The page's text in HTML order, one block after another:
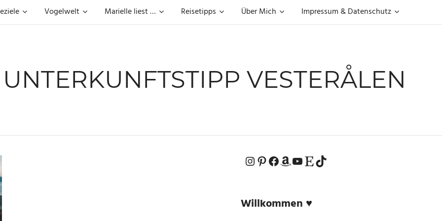
Vogelwelt Marielle liest … Reisetipps Über Mich Impressum & Datenschutz
UNTERKUNFTSTIPP VESTERÅLEN
Instagram
Pinterest
Facebook
Amazon
YouTube
Etsy-ShopTikTok
Willkommen ♥